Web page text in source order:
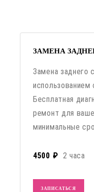
ЗАМЕНА
Замена заднего
использованием
Бесплатная
ремонт для
минимальные
4500 ₽ 2 часа
ЗАПИСАТЬСЯ